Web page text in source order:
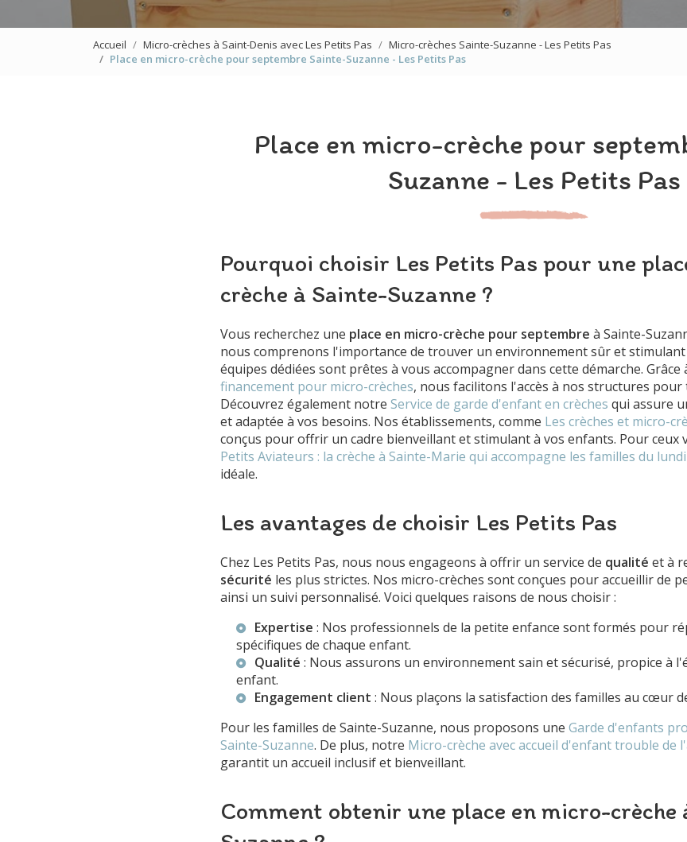
Accueil Micro-crèches à Saint-Denis avec Les Petits Pas
Micro-crèches Sainte-Suzanne - Les Petits Pas
Place en micro-crèche pour septembre Sainte-Suzanne - Les Petits Pas
Place en micro-crèche pour
Suzanne - Les Petits Pas
Pourquoi choisir Les Petits Pas pour une
crèche à Sainte-Suzanne ?
Vous recherchez une place en micro-crèche pour septembre à Sainte-
nous comprenons l'importance de trouver un environnement sûr et
équipes dédiées sont prêtes à vous accompagner dans cette démarche. Grâce
financement pour micro-crèches, nous facilitons l'accès à nos structures pour
Découvrez également notre Service de garde d'enfant en crèches qui assure
et adaptée à vos besoins. Nos établissements, comme Les crèches et micro-
conçus pour offrir un cadre bienveillant et stimulant à vos enfants. Pour ceux
Petits Aviateurs : la crèche à Sainte-Marie qui accompagne les familles du
idéale.
Les avantages de choisir Les Petits Pas
Chez Les Petits Pas, nous nous engageons à offrir un service de qualité et à
sécurité les plus strictes. Nos micro-crèches sont conçues pour accueillir de
ainsi un suivi personnalisé. Voici quelques raisons de nous choisir :
Expertise : Nos professionnels de la petite enfance sont formés pour
spécifiques de chaque enfant.
Qualité : Nous assurons un environnement sain et sécurisé, propice à
enfant.
Engagement client : Nous plaçons la satisfaction des familles au cœur
Pour les familles de Sainte-Suzanne, nous proposons une Garde d'enfants
Sainte-Suzanne. De plus, notre Micro-crèche avec accueil d'enfant trouble de
garantit un accueil inclusif et bienveillant.
Comment obtenir une place en micro-crèche